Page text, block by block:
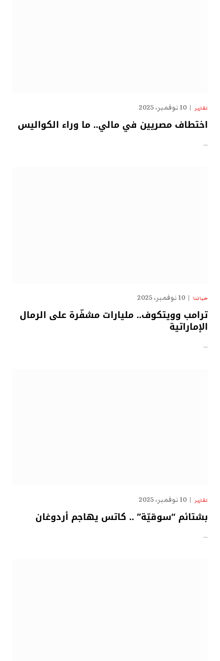
تقارير 10 نوفمبر، 2025
اختطاف مصريين في مالي.. ما وراء الكواليس
…
حياتنا 10 نوفمبر، 2025
ترامب وويتكوف.. مليارات مشفّرة على الرمال
الإماراتية
…
تقارير 10 نوفمبر، 2025
بشتائم “سوقيّة” .. كاتس يهاجم أردوغان
…